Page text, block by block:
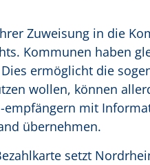
Zuweisung in die
Kommunen haben
ermöglicht die
wollen, können
mit
übernehmen.
setzt